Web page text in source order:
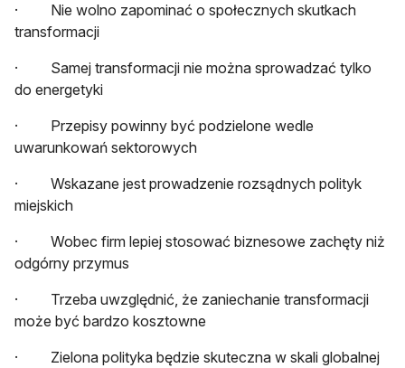
· Nie wolno zapominać o społecznych skutkach
transformacji
· Samej transformacji nie można sprowadzać tylko
do energetyki
· Przepisy powinny być podzielone wedle
uwarunkowań sektorowych
· Wskazane jest prowadzenie rozsądnych polityk
miejskich
· Wobec firm lepiej stosować biznesowe zachęty niż
odgórny przymus
· Trzeba uwzględnić, że zaniechanie transformacji
może być bardzo kosztowne
· Zielona polityka będzie skuteczna w skali globalnej